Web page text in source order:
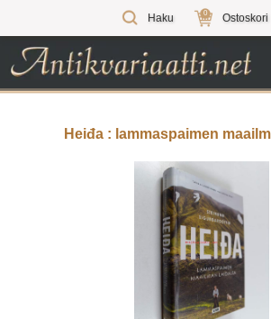
Haku 0 Ostoskori
Heiđa : lammaspaimen